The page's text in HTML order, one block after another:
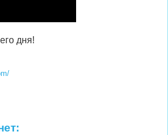
дня!